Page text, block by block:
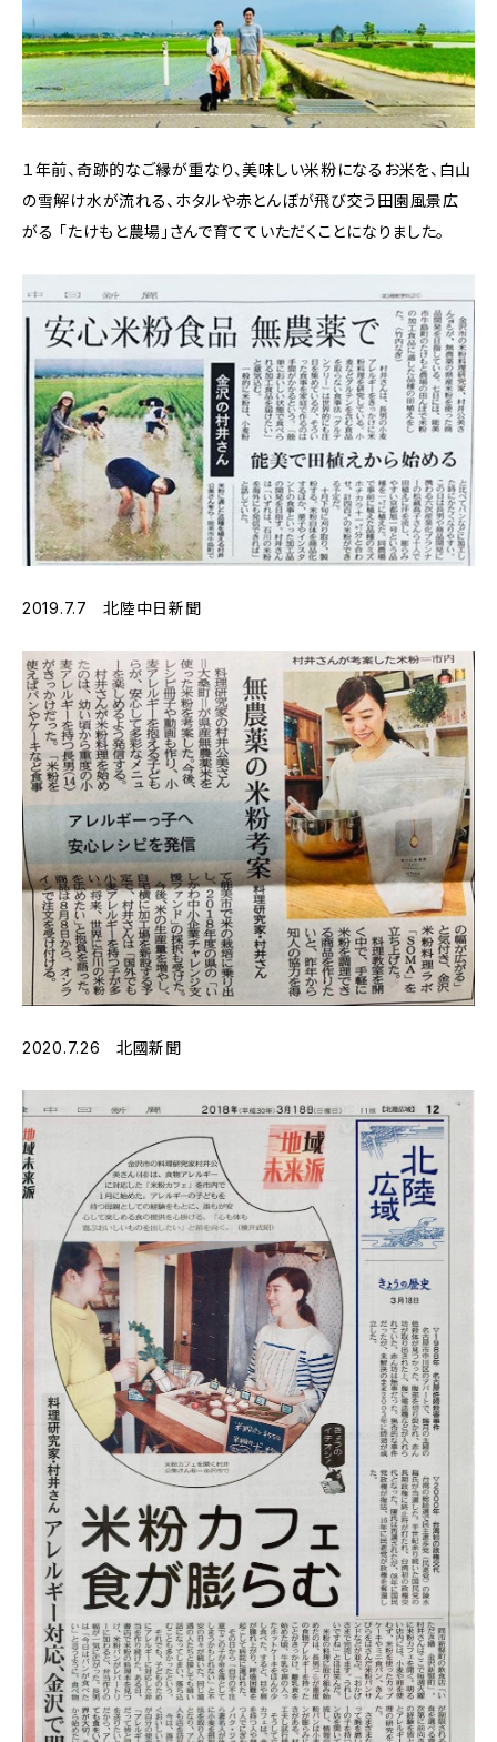
１年前、奇跡的なご縁が重なり、美味しい米粉になるお米を、白山
の雪解け水が流れる、ホタルや赤とんぼが飛び交う田園風景広
がる 「たけもと農場」さんで育てていただくことになりました。
2019.7.7 北陸中日新聞
2020.7.26 北國新聞